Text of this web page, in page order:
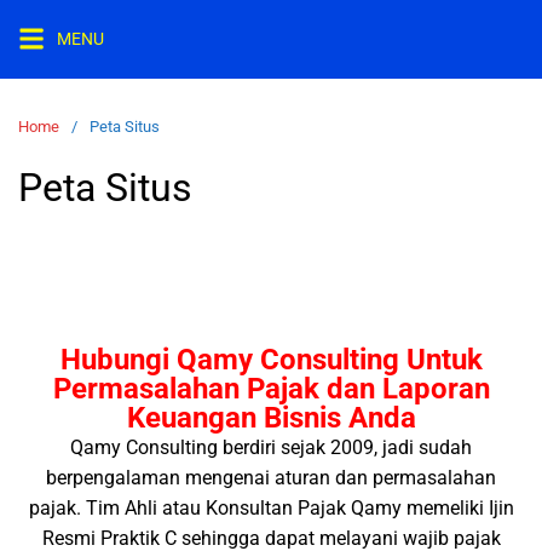
MENU
Home Peta Situs
Peta Situs
Hubungi Qamy Consulting Untuk
Permasalahan Pajak dan Laporan
Keuangan Bisnis Anda
Qamy Consulting berdiri sejak 2009, jadi sudah
berpengalaman mengenai aturan dan permasalahan
pajak. Tim Ahli atau Konsultan Pajak Qamy memeliki Ijin
Resmi Praktik C sehingga dapat melayani wajib pajak